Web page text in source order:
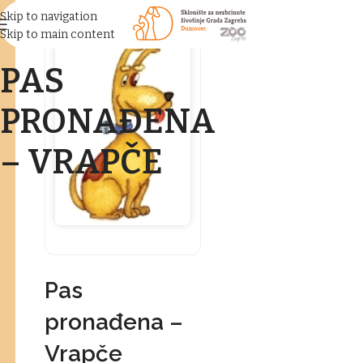
Skip to navigation
Skip to main content
PAS
PRONAĐENA
– VRAPČE
Pas
pronađena –
Vrapče